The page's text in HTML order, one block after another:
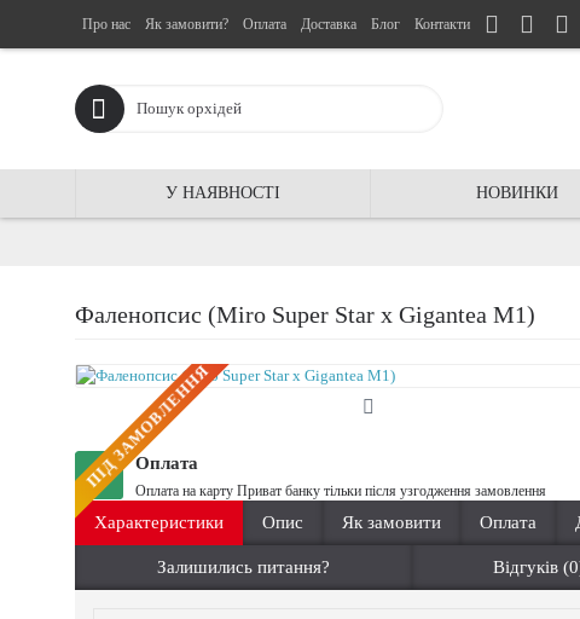
Про нас Як замовити? Оплата Доставка Блог Контакти
У НАЯВНОСТІ НОВИНКИ
Фаленопсис (Miro Super Star x Gigantea M1)
ПIД ЗАМОВЛЕННЯ
Оплата
Оплата на карту Приват банку тільки після узгодження замовлення
Характеристики Опис Як замовити Оплата
Залишились питання? Відгуків